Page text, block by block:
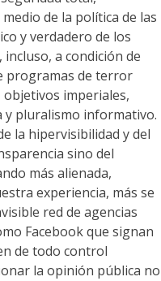
de la política de las
y verdadero de los
a condición de
programas de terror
imperiales,
y pluralismo informativo.
la hipervisibilidad y del
sino del
más alienada,
experiencia, más se
red de agencias
Facebook que signan
de todo control
la opinión pública no